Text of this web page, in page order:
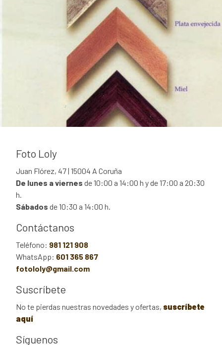
Foto Loly
Juan Flórez, 47 | 15004 A Coruña
De lunes a viernes de 10:00 a 14:00 h y de 17:00 a 20:30
h.
Sábados de 10:30 a 14:00 h.
Contáctanos
Teléfono: 981 121 908
WhatsApp: 601 365 867
fotololy@gmail.com
Suscríbete
No te pierdas nuestras novedades y ofertas, suscríbete
aquí
Síguenos